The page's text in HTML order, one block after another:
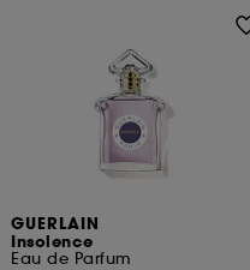
GUERLAIN
Insolence
Eau de Parfum